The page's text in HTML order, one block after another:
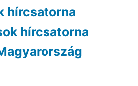
hírcsatorna
hírcsatorna